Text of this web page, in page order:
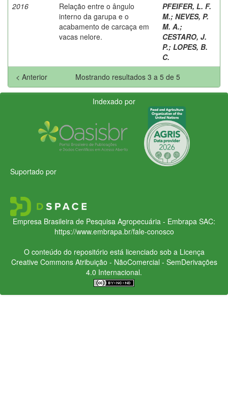
2016
Relação entre o ângulo
interno da garupa e o
acabamento de carcaça em
vacas nelore.
PFEIFER, L. F.
M.; NEVES, P.
M. A.;
CESTARO, J.
P.; LOPES, B.
C.
Mostrando resultados 3 a 5 de 5
< Anterior
Indexado por
Suportado por
Empresa Brasileira de Pesquisa Agropecuária - Embrapa SAC:
https://www.embrapa.br/fale-conosco
O conteúdo do repositório está licenciado sob a Licença
Creative CommonsAtribuição - NãoComercial - SemDerivações
4.0 Internacional.